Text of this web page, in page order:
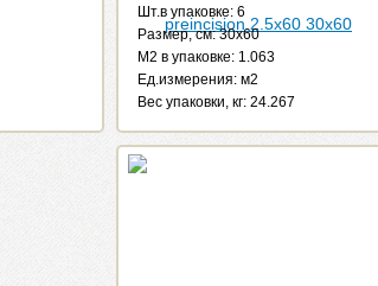
Шт.в упаковке: 6
Размер, см: 30x60
М2 в упаковке: 1.063
Ед.измерения: м2
Веc упаковки, кг: 24.267